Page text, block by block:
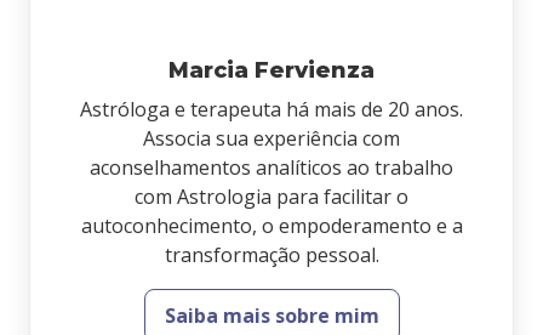
Marcia Fervienza
Astróloga e terapeuta há mais de 20 anos.
Associa sua experiência com
aconselhamentos analíticos ao trabalho
com Astrologia para facilitar o
autoconhecimento, o empoderamento e a
transformação pessoal.
Saiba mais sobre mim